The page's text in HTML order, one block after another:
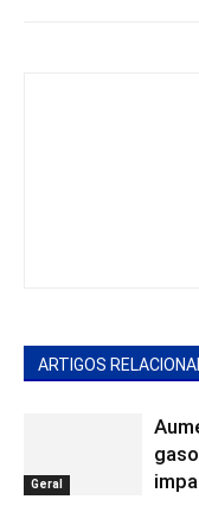
ARTIGOS
Geral